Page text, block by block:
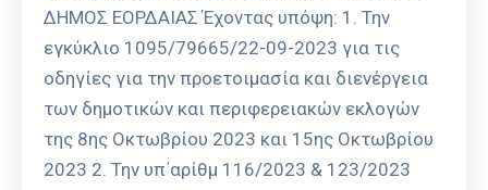
ΔΗΜΟΣ ΕΟΡΔΑΙΑΣ Έχοντας υπόψη: 1. Την
εγκύκλιο 1095/79665/22-09-2023 για τις
οδηγίες για την προετοιμασία και διενέργεια
των δημοτικών και περιφερειακών εκλογών
της 8ης Οκτωβρίου 2023 και 15ης Οκτωβρίου
2023 2. Την υπ΄αρίθμ 116/2023 & 123/2023